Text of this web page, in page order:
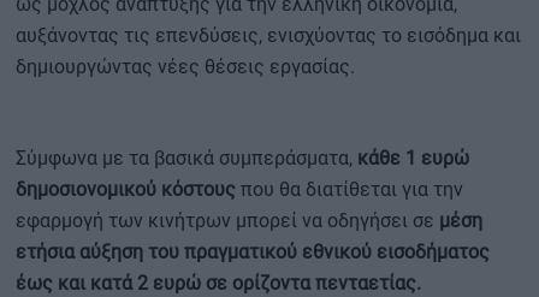
αυξάνοντας τις επενδύσεις, ενισχύοντας το εισόδημα και
δημιουργώντας νέες θέσεις εργασίας.
Σύμφωνα με τα βασικά συμπεράσματα, κάθε 1 ευρώ
δημοσιονομικού κόστους που θα διατίθεται για την
εφαρμογή των κινήτρων μπορεί να οδηγήσει σε μέση
ετήσια αύξηση του πραγματικού εθνικού εισοδήματος
έως και κατά 2 ευρώ σε ορίζοντα πενταετίας.